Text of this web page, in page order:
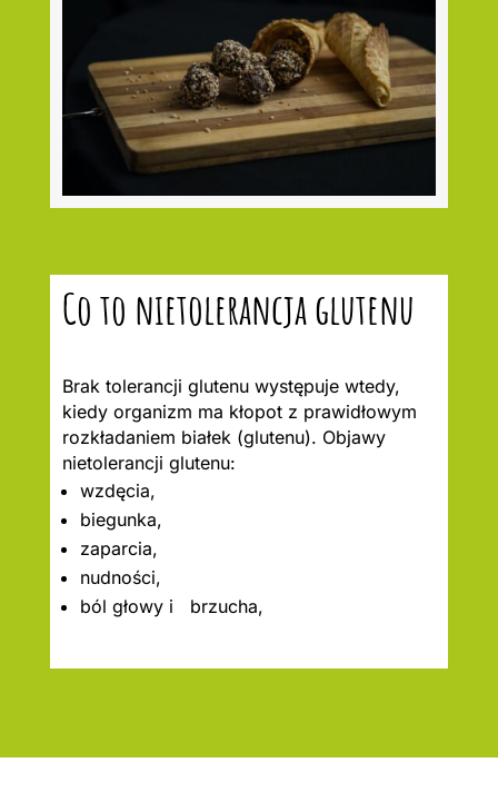
Co to nietolerancja glutenu
Brak tolerancji glutenu występuje wtedy,
kiedy organizm ma kłopot z prawidłowym
rozkładaniem białek (glutenu). Objawy
nietolerancji glutenu:
wzdęcia,
biegunka,
zaparcia,
nudności,
ból głowy i brzucha,